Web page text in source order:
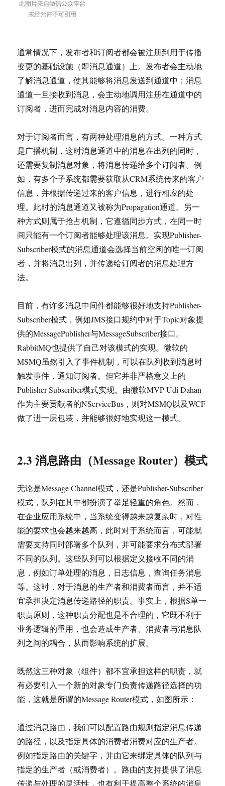
通常情况下，发布者和订阅者都会被注册到用于传播
变更的基础设施（即消息通道）上。发布者会主动地
了解消息通道，使其能够将消息发送到通道中；消息
通道一旦接收到消息，会主动地调用注册在通道中的
订阅者，进而完成对消息内容的消费。
对于订阅者而言，有两种处理消息的方式。一种方式
是广播机制，这时消息通道中的消息在出列的同时，
还需要复制消息对象，将消息传递给多个订阅者。例
如，有多个子系统都需要获取从CRM系统传来的客户
信息，并根据传递过来的客户信息，进行相应的处
理。此时的消息通道又被称为Propagation通道。另一
种方式则属于抢占机制，它遵循同步方式，在同一时
间只能有一个订阅者能够处理该消息。实现Publisher-
Subscriber模式的消息通道会选择当前空闲的唯一订阅
者，并将消息出列，并传递给订阅者的消息处理方
法。
目前，有许多消息中间件都能够很好地支持Publisher-
Subscriber模式，例如JMS接口规约中对于Topic对象提
供的MessagePublisher与MessageSubscriber接口。
RabbitMQ也提供了自己对该模式的实现。微软的
MSMQ虽然引入了事件机制，可以在队列收到消息时
触发事件，通知订阅者。但它并非严格意义上的
Publisher-Subscriber模式实现。由微软MVP Udi Dahan
作为主要贡献者的NServiceBus，则对MSMQ以及WCF
做了进一层包装，并能够很好地实现这一模式。
2.3 消息路由（Message Router）模式
无论是Message Channel模式，还是Publisher-Subscriber
模式，队列在其中都扮演了举足轻重的角色。然而，
在企业应用系统中，当系统变得越来越复杂时，对性
能的要求也会越来越高，此时对于系统而言，可能就
需要支持同时部署多个队列，并可能要求分布式部署
不同的队列。这些队列可以根据定义接收不同的消
息，例如订单处理的消息，日志信息，查询任务消息
等。这时，对于消息的生产者和消费者而言，并不适
宜承担决定消息传递路径的职责。事实上，根据S单一
职责原则，这种职责分配也是不合理的，它既不利于
业务逻辑的重用，也会造成生产者、消费者与消息队
列之间的耦合，从而影响系统的扩展。
既然这三种对象（组件）都不宜承担这样的职责，就
有必要引入一个新的对象专门负责传递路径选择的功
能，这就是所谓的Message Router模式，如图所示：
通过消息路由，我们可以配置路由规则指定消息传递
的路径，以及指定具体的消费者消费对应的生产者。
例如指定路由的关键字，并由它来绑定具体的队列与
指定的生产者（或消费者）。路由的支持提供了消息
传递与处理的灵活性，也有利于提高整个系统的消息